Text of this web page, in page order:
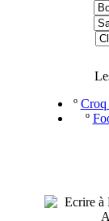
º Croq
º